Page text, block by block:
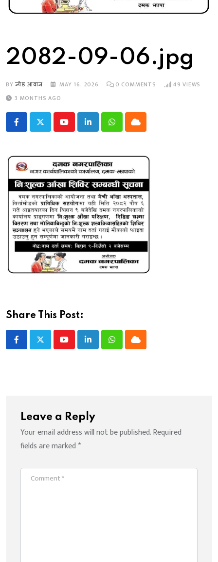
2082-09-06.jpg
BYज्येष्ठ आवाज MAY 16, 2026 0 COMMENTS 49 VIEWS
3 MONTHS AGO
YoutubeLinkedInWhatsappCloud
Share This Post:
YoutubeLinkedInWhatsappCloud
Leave a Reply
Your email address will not be published.Required
fields are marked *